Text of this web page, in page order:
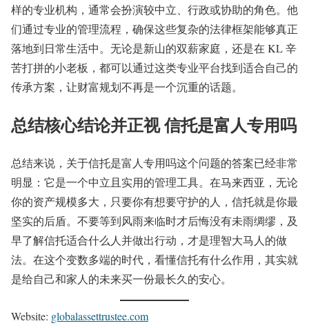
样的专业机构，通常会扮演较中立、行政或协助的角色。他
们通过专业的管理流程，确保这些复杂的法律框架能够真正
落地到日常生活中。无论是新山的双薪家庭，还是在 KL 辛
苦打拼的小老板，都可以通过这类专业平台找到适合自己的
传承方案，让财富规划不再是一个沉重的话题。
总结核心结论并正视 信托是富人专用吗
总结来说，关于信托是富人专用吗这个问题的答案已经非常
明显：它是一个中立且实用的管理工具。在马来西亚，无论
你的资产规模多大，只要你有想要守护的人，信托就是你最
坚实的后盾。不要等到风雨来临时才后悔没有未雨绸缪，及
早了解信托适合什么人并做出行动，才是理智大马人的做
法。在这个变数多端的时代，看懂信托有什么作用，其实就
是给自己和家人的未来买一份最长久的安心。
Website: globalassettrustee.com